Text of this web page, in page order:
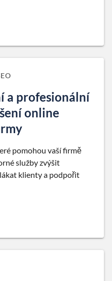
a profesionální
online
pomohou vaší firmě
služby zvýšit
klienty a podpořit